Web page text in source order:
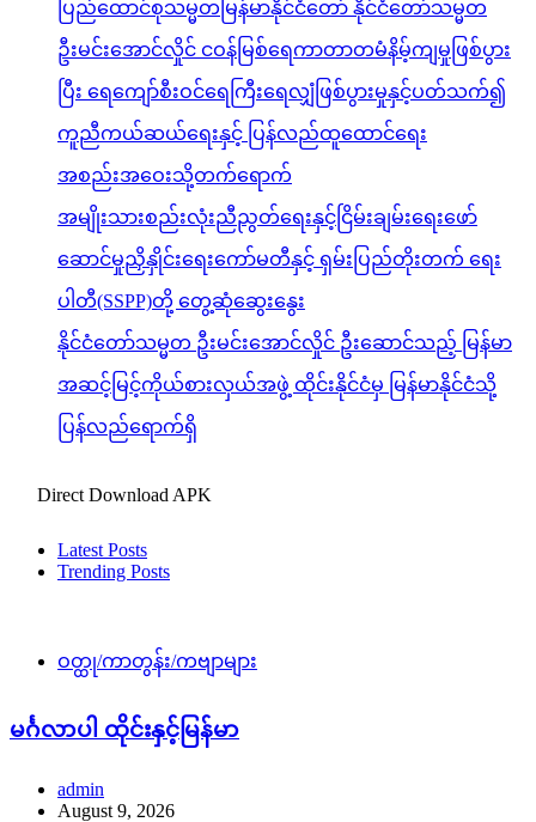
ပြည်ထောင်စုသမ္မတမြန်မာနိုင်ငံတော် နိုင်ငံတော်သမ္မတ
ဦးမင်းအောင်လှိုင် ငဝန်မြစ်ရေကာတာတမံနိမ့်ကျမှုဖြစ်ပွား
ပြီး ရေကျော်စီးဝင်ရေကြီးရေလျှံဖြစ်ပွားမှုနှင့်ပတ်သက်၍
ကူညီကယ်ဆယ်ရေးနှင့် ပြန်လည်ထူထောင်ရေး
အစည်းအဝေးသို့တက်ရောက်
အမျိုးသားစည်းလုံးညီညွတ်ရေးနှင့်ငြိမ်းချမ်းရေးဖော်
ဆောင်မှုညှိနှိုင်းရေးကော်မတီနှင့် ရှမ်းပြည်တိုးတက် ရေး
ပါတီ(SSPP)တို့ တွေ့ဆုံဆွေးနွေး
နိုင်ငံတော်သမ္မတ ဦးမင်းအောင်လှိုင် ဦးဆောင်သည့် မြန်မာ
အဆင့်မြင့်ကိုယ်စားလှယ်အဖွဲ့ ထိုင်းနိုင်ငံမှ မြန်မာနိုင်ငံသို့
ပြန်လည်ရောက်ရှိ
Direct Download APK
Latest Posts
Trending Posts
ဝတ္ထု/ကာတွန်း/ကဗျာများ
မင်္ဂလာပါ ထိုင်းနှင့်မြန်မာ
admin
August 9, 2026